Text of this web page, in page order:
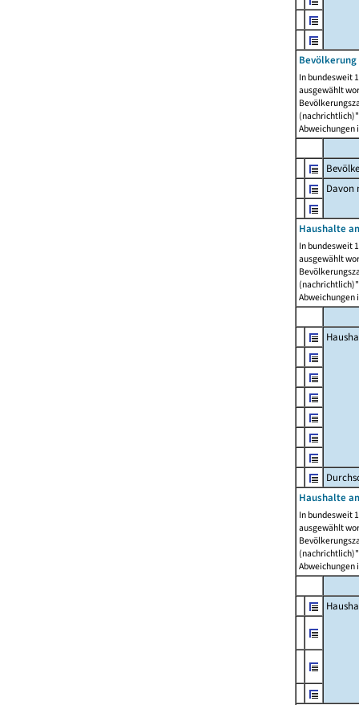
In bundesweit
ausgewählt
Abweichungen
Davon
Haushalte
In bundesweit
ausgewählt
Abweichungen
Haushalte
In bundesweit
ausgewählt
Abweichungen